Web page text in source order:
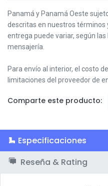
Panamá y Panamá Oeste s
descritas en nuestros términos
entrega puede variar, según
mensajería.
Para envío al interior, el costo
limitaciones del proveedor de
Comparte este producto:
Especificaciones
Reseña & Rating